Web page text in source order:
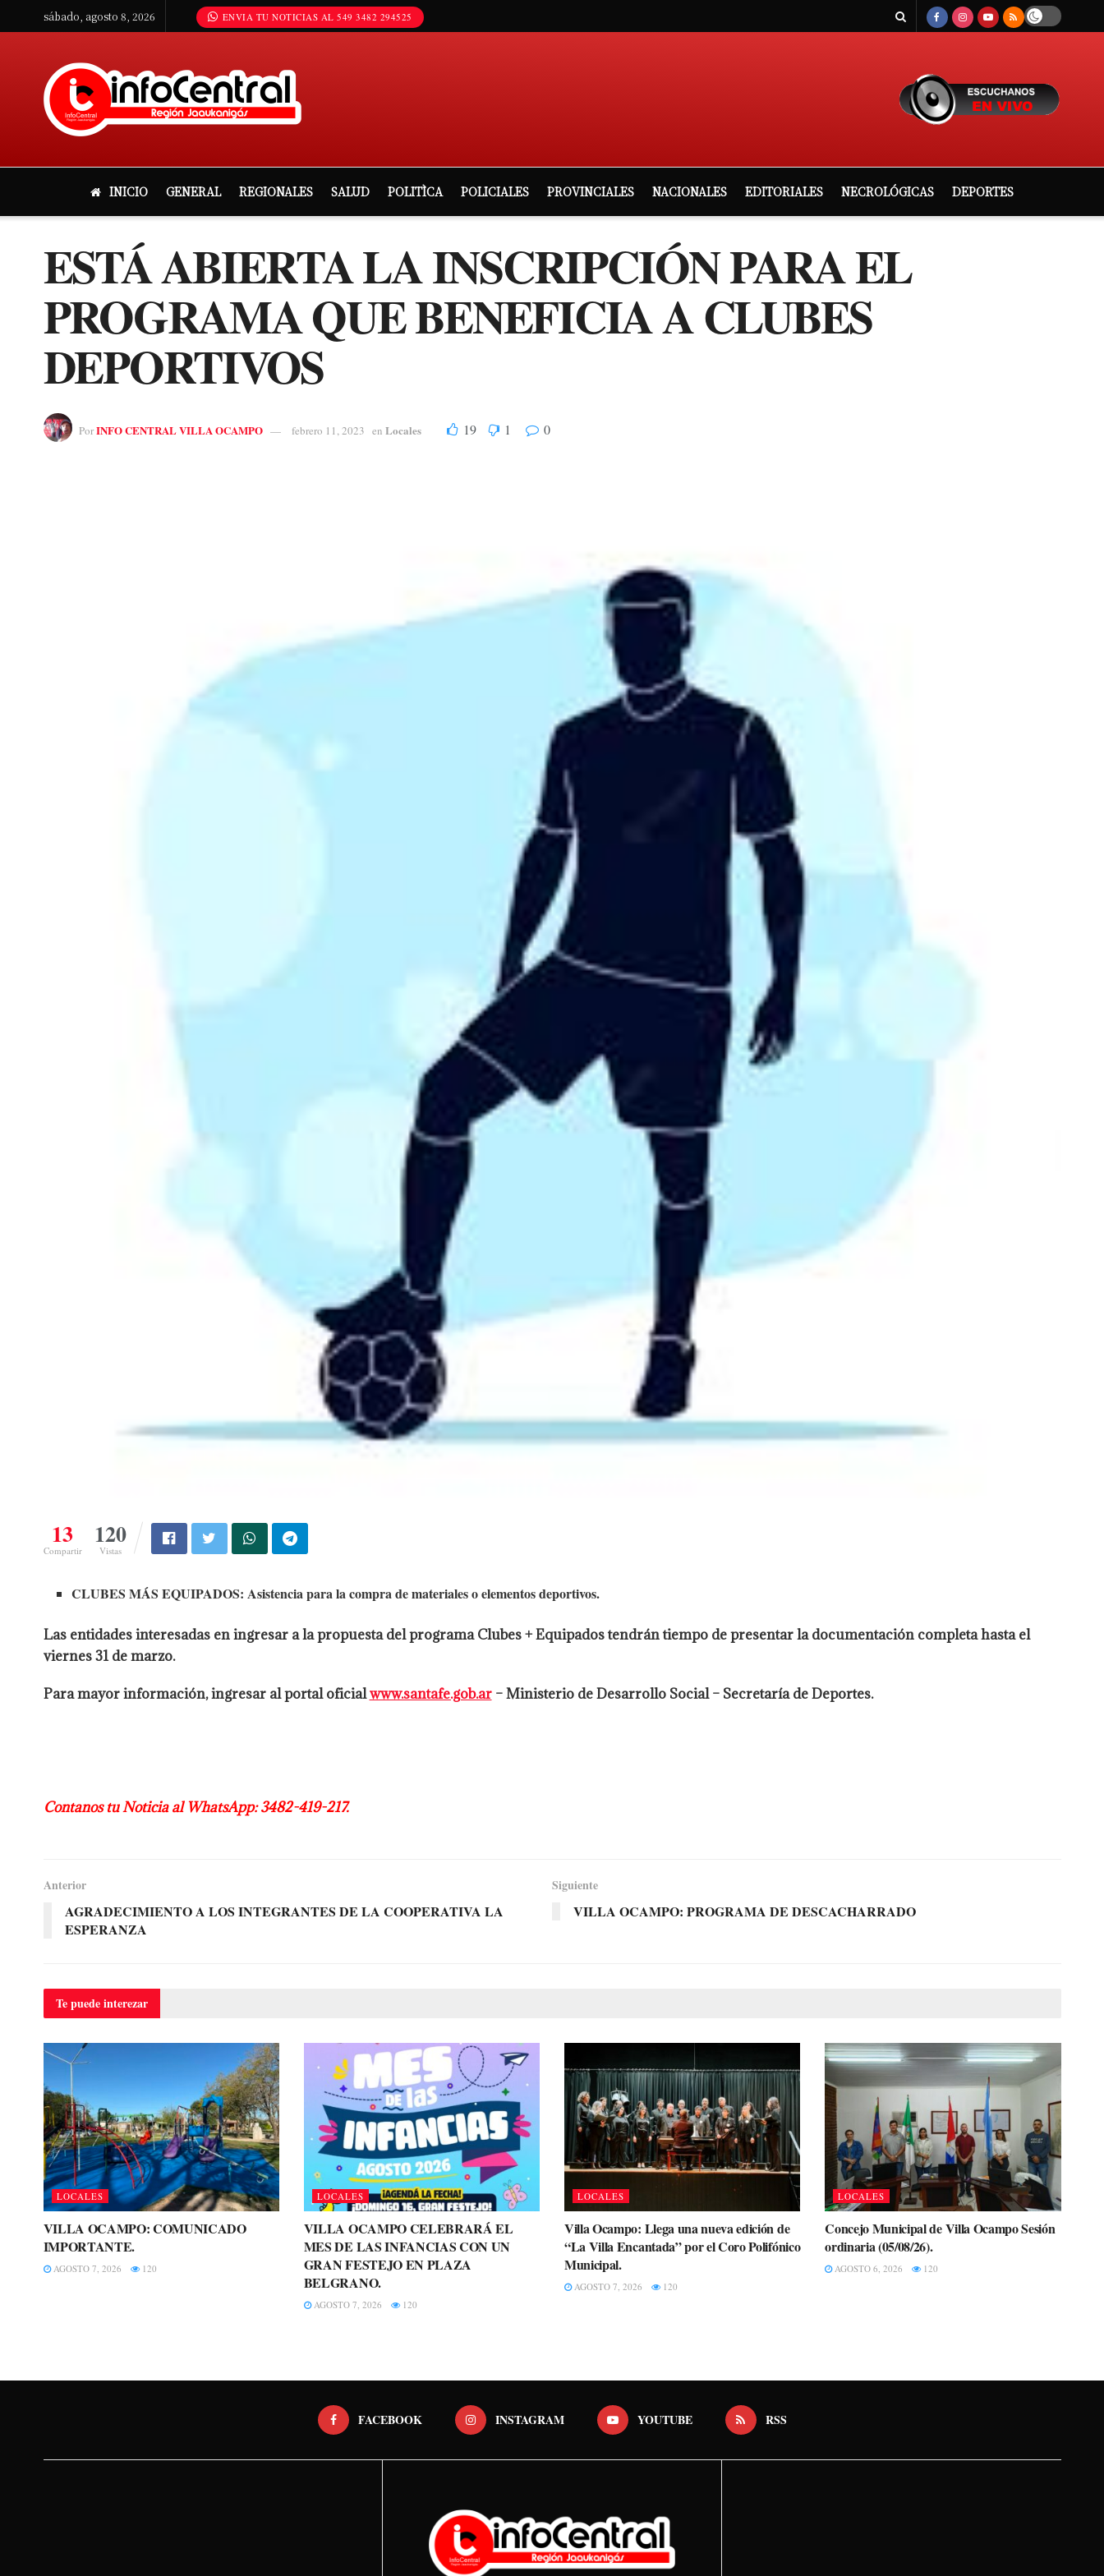
sábado, agosto 8, 2026 ENVIA TU NOTICIAS AL 549 3482 294525
INICIO GENERAL REGIONALES SALUD POLITÌCA POLICIALES PROVINCIALES NACIONALES EDITORIALES NECROLÓGICAS DEPORTES
ESTÁ ABIERTA LA INSCRIPCIÓN PARA EL
PROGRAMA QUE BENEFICIA A CLUBES
DEPORTIVOS
PorINFO CENTRAL VILLA OCAMPO febrero 11, 2023 en Locales 19 1 0
13
Compartir
120
Vistas
CLUBES MÁS EQUIPADOS: Asistencia para la compra de materiales o elementos deportivos.
Las entidades interesadas en ingresar a la propuesta del programa Clubes + Equipados tendrán tiempo de presentar la documentación completa hasta el
viernes 31 de marzo.
Para mayor información, ingresar al portal oficialwww.santafe.gob.ar– Ministerio de Desarrollo Social – Secretaría de Deportes.
Contanos tu Noticia al WhatsApp: 3482-419-217.
Anterior
AGRADECIMIENTO A LOS INTEGRANTES DE LA COOPERATIVA LA
ESPERANZA
Siguiente
VILLA OCAMPO: PROGRAMA DE DESCACHARRADO
Te puedeinterezar
LOCALES
VILLA OCAMPO: COMUNICADO
IMPORTANTE.
AGOSTO 7, 2026 120
LOCALES
VILLA OCAMPO CELEBRARÁ EL
MES DE LAS INFANCIAS CON UN
GRAN FESTEJO EN PLAZA
BELGRANO.
AGOSTO 7, 2026 120
LOCALES
Villa Ocampo: Llega una nueva edición de
“La Villa Encantada” por el Coro Polifónico
Municipal.
AGOSTO 7, 2026 120
LOCALES
Concejo Municipal de Villa Ocampo Sesión
ordinaria (05/08/26).
AGOSTO 6, 2026 120
FACEBOOK INSTAGRAM YOUTUBE RSS